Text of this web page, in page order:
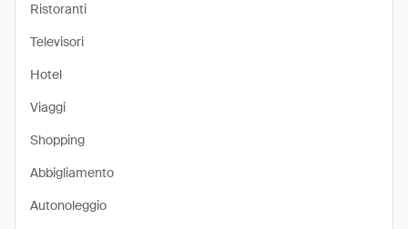
Ristoranti
Televisori
Hotel
Viaggi
Shopping
Abbigliamento
Autonoleggio